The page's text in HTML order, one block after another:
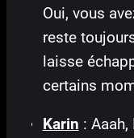
Oui, vous
reste
laisse
certains
Karin : Aaah,